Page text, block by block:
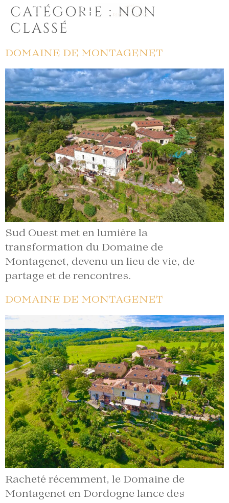
EN FR
CATÉGORIE :NON
CLASSÉ
DOMAINE DE MONTAGENET
Sud Ouest met en lumière la
transformation du Domaine de
Montagenet, devenu un lieu de vie, de
partage et de rencontres.
DOMAINE DE MONTAGENET
Racheté récemment, le Domaine de
Montagenet en Dordogne lance des